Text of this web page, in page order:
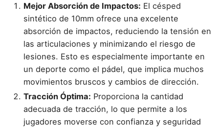
Mejor Absorción de Impactos: El césped
sintético de 10mm ofrece una excelente
absorción de impactos, reduciendo la tensión en
las articulaciones y minimizando el riesgo de
lesiones. Esto es especialmente importante en
un deporte como el pádel, que implica muchos
movimientos bruscos y cambios de dirección.
Tracción Óptima: Proporciona la cantidad
adecuada de tracción, lo que permite a los
jugadores moverse con confianza y seguridad